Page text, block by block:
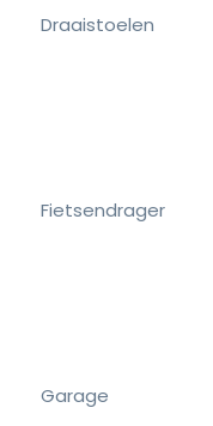
Draaistoelen
Fietsendrager
Garage